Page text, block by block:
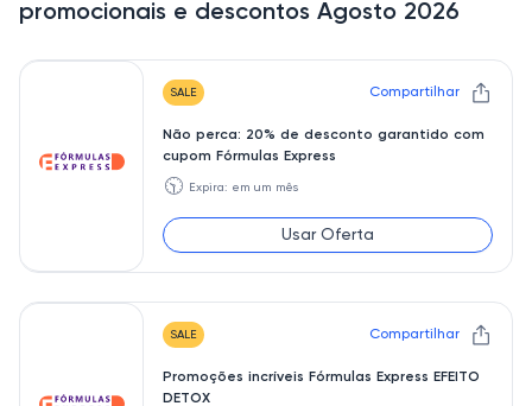
promocionais e descontos Agosto 2026
SALE Compartilhar
Não perca: 20% de desconto garantido com
cupom Fórmulas Express
🕥 Expira: em um mês
Usar Oferta
SALE Compartilhar
Promoções incríveis Fórmulas Express EFEITO
DETOX